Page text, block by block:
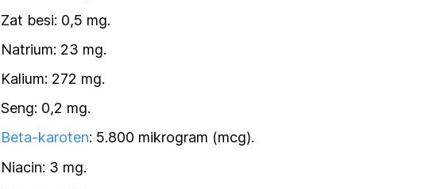
Zat besi: 0,5 mg.
Natrium: 23 mg.
Kalium: 272 mg.
Seng: 0,2 mg.
Beta-karoten: 5.800 mikrogram (mcg).
Niacin: 3 mg.